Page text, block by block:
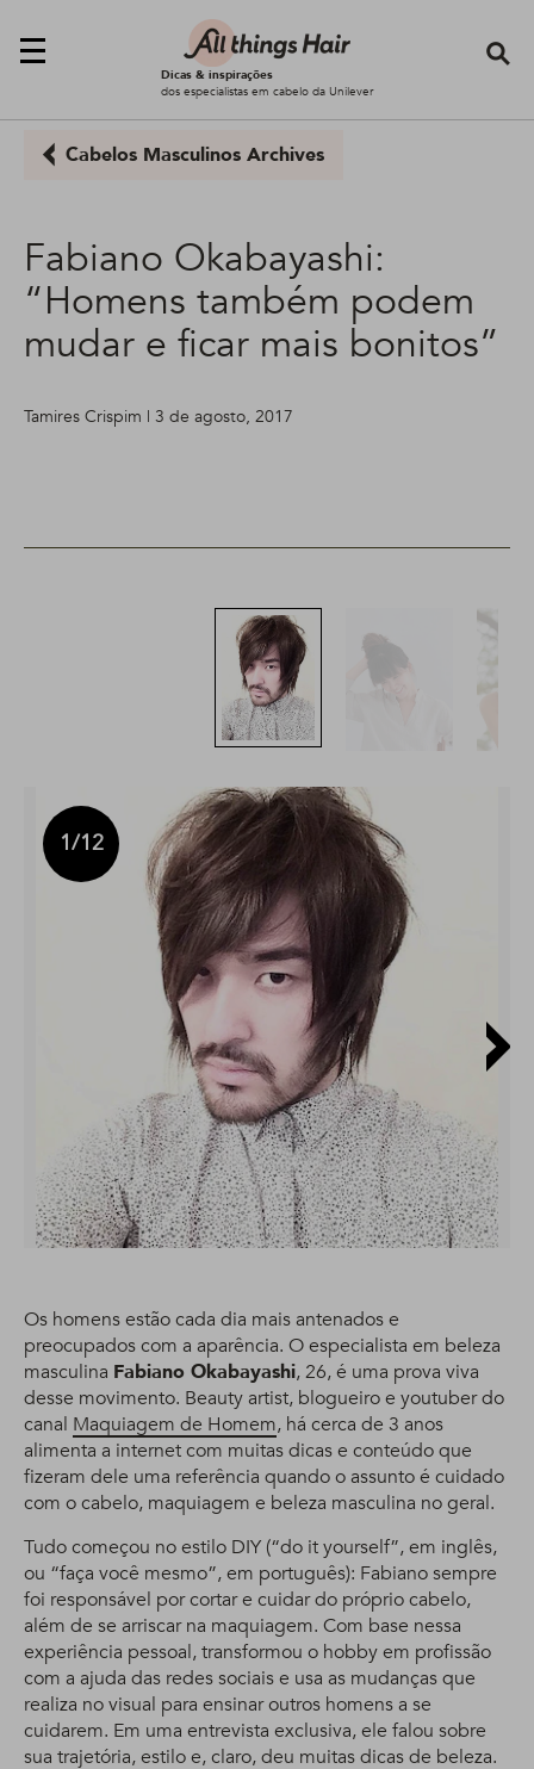
Dicas & inspirações
dos especialistas em cabelo da Unilever
Cabelos Masculinos Archives
Fabiano Okabayashi:
“Homens também podem
mudar e ficar mais bonitos”
Tamires Crispim | 3 de agosto, 2017
1/12
Os homens estão cada dia mais antenados e
preocupados com a aparência. O especialista em beleza
masculina Fabiano Okabayashi, 26, é uma prova viva
desse movimento. Beauty artist, blogueiro e youtuber do
canal Maquiagem de Homem, há cerca de 3 anos
alimenta a internet com muitas dicas e conteúdo que
fizeram dele uma referência quando o assunto é cuidado
com o cabelo, maquiagem e beleza masculina no geral.
Tudo começou no estilo DIY (“do it yourself”, em inglês,
ou “faça você mesmo”, em português): Fabiano sempre
foi responsável por cortar e cuidar do próprio cabelo,
além de se arriscar na maquiagem. Com base nessa
experiência pessoal, transformou o hobby em profissão
com a ajuda das redes sociais e usa as mudanças que
realiza no visual para ensinar outros homens a se
cuidarem. Em uma entrevista exclusiva, ele falou sobre
sua trajetória, estilo e, claro, deu muitas dicas de beleza.